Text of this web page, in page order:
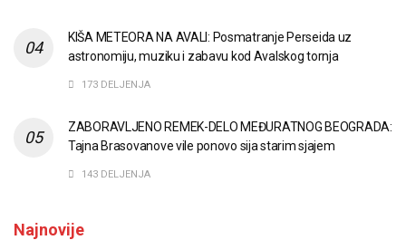
KIŠA METEORA NA AVALI: Posmatranje Perseida uz
astronomiju, muziku i zabavu kod Avalskog tornja
173 DELJENJA
ZABORAVLJENO REMEK-DELO MEĐURATNOG BEOGRADA:
Tajna Brasovanove vile ponovo sija starim sjajem
143 DELJENJA
Najnovije